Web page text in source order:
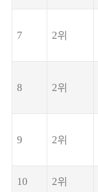
7 2위
8 2위
9 2위
10 2위